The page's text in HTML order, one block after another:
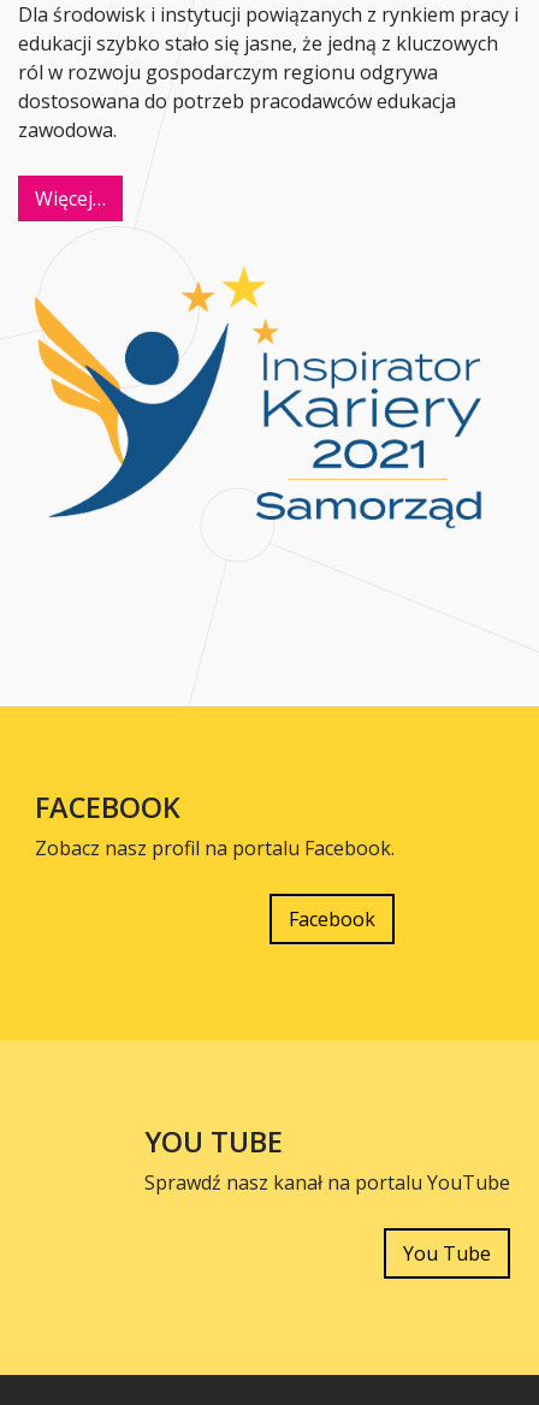
Dla środowisk i instytucji powiązanych z rynkiem pracy i
edukacji szybko stało się jasne, że jedną z kluczowych
ról w rozwoju gospodarczym regionu odgrywa
dostosowana do potrzeb pracodawców edukacja
zawodowa.
Więcej…
FACEBOOK
Zobacz nasz profil na portalu Facebook.
Facebook
YOU TUBE
Sprawdź nasz kanał na portalu YouTube
You Tube